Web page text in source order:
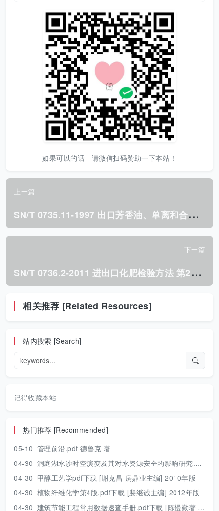
如果可以的话，请微信扫码赞助一下本站！
上一篇
S
N/T 0735.11-1997 出口芳香油、单离和合成香料醛和酮的测定 羟胺法.pdf
下一篇
S
N/T 0736.2-2011 进出口化肥检验方法 第2部分:水分的测定.pdf
相关推荐 [Related Resources]
站内搜索 [Search]
记得收藏本站
热门推荐 [Recommended]
05-10 管理前沿.pdf 德鲁克 著
04-30 洞庭湖水沙时空演变及其对水资源安全的影响研究.pdf 胡光伟 著 2017年版
04-30 甲醇工艺学pdf下载 [谢克昌 房鼎业主编] 2010年版
04-30 植物纤维化学第4版.pdf下载 [裴继诚主编] 2012年版
04-30 建筑节能工程常用数据速查手册.pdf下载 [陈慢勤著] 2010年版